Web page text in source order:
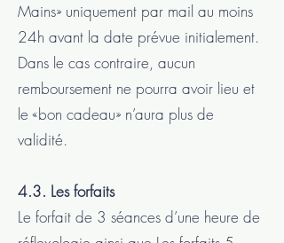
Mains» uniquement par mail au moins
24h avant la date prévue initialement.
Dans le cas contraire, aucun
remboursement ne pourra avoir lieu et
le «bon cadeau» n’aura plus de
validité.
4.3. Les forfaits
Le forfait de 3 séances d’une heure de